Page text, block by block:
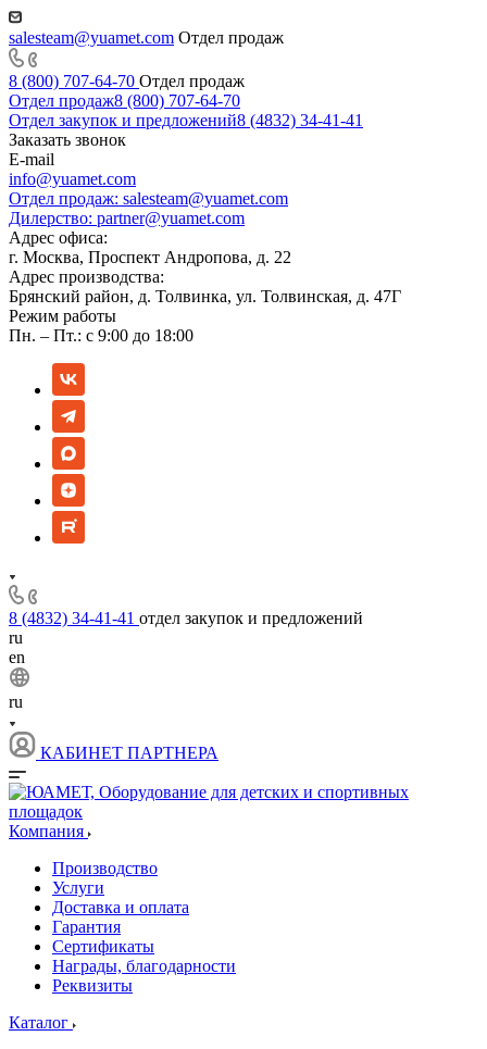
salesteam@yuamet.com Отдел продаж
8 (800) 707-64-70 Отдел продаж
Отдел продаж8 (800) 707-64-70
Отдел закупок и предложений8 (4832) 34-41-41
Заказать звонок
E-mail
info@yuamet.com
Отдел продаж: salesteam@yuamet.com
Дилерство: partner@yuamet.com
Адрес офиса:
г. Москва, Проспект Андропова, д. 22
Адрес производства:
Брянский район, д. Толвинка, ул. Толвинская, д. 47Г
Режим работы
Пн. – Пт.: с 9:00 до 18:00
8 (4832) 34-41-41 отдел закупок и предложений
ru
en
ru
КАБИНЕТ ПАРТНЕРА
Компания
Производство
Услуги
Доставка и оплата
Гарантия
Сертификаты
Награды, благодарности
Реквизиты
Каталог